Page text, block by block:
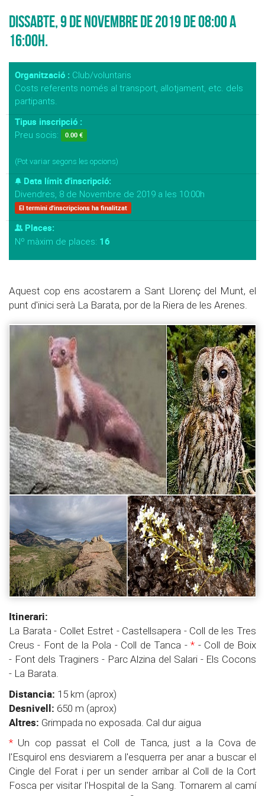
Dissabte, 9 de Novembre de 2019 de 08:00 a
16:00h.
Organització : Club/voluntaris
Costs referents només al transport, allotjament, etc. dels
partipants.
Tipus inscripció :
Preu socis: 0.00 €
(Pot variar segons les opcions)
Data límit d'inscripció:
Divendres, 8 de Novembre de 2019 a les 10:00h
El termini d'inscripcions ha finalitzat
Places:
Nº màxim de places: 16
Aquest cop ens acostarem a Sant Llorenç del Munt, el
punt d'inici serà La Barata, por de la Riera de les Arenes.
Itinerari:
La Barata - Collet Estret - Castellsapera - Coll de les Tres
Creus - Font de la Pola - Coll de Tanca -* - Coll de Boix
- Font dels Traginers - Parc Alzina del Salari - Els Cocons
- La Barata.
Distancia: 15 km (aprox)
Desnivell: 650 m (aprox)
Altres: Grimpada no exposada. Cal dur aigua
* Un cop passat el Coll de Tanca, just a la Cova de
l'Esquirol ens desviarem a l'esquerra per anar a buscar el
Cingle del Forat i per un sender arribar al Coll de la Cort
Fosca per visitar l'Hospital de la Sang. Tornarem al camí